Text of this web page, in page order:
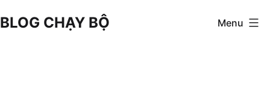
to
BLOG CHẠY BỘ Menu